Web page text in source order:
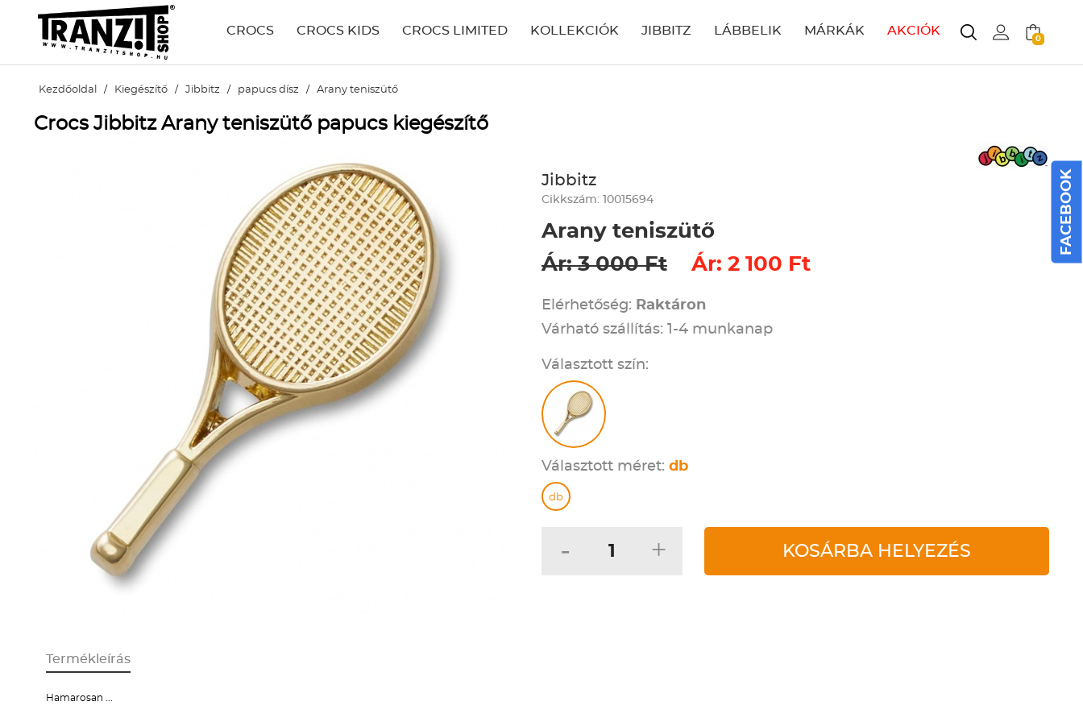
CROCS CROCS KIDS CROCS LIMITED KOLLEKCIÓK JIBBITZ LÁBBELIK MÁRKÁK AKCIÓK
0
Kezdőoldal / Kiegészítő / Jibbitz / papucs dísz / Arany teniszütő
Crocs Jibbitz Arany teniszütő papucs kiegészítő
Jibbitz
Cikkszám: 10015694
Arany teniszütő
Ár: 3 000 Ft
Ár: 2 100 Ft
Elérhetőség: Raktáron
Várható szállítás: 1-4 munkanap
Választott szín:
Választott méret: db
db
- + KOSÁRBA HELYEZÉS
Termékleírás
Hamarosan ...
FACEBOOK